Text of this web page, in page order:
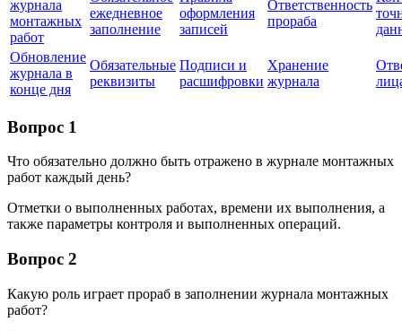
журнала
монтажных
работ
ежедневное
заполнение
оформления
записей
Ответственность
прораба
Обновление
журнала в
конце дня
Обязательные
реквизиты
Подписи и
расшифровки
Хранение
журнала
Вопрос 1
Что обязательно должно быть отражено в журнале монтажных
работ каждый день?
Отметки о выполненных работах, времени их выполнения, а
также параметры контроля и выполненных операций.
Вопрос 2
Какую роль играет прораб в заполнении журнала монтажных
работ?